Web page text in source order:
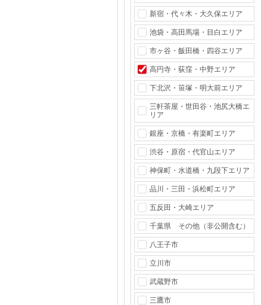
新宿・代々木・大久保エリア
池袋・高田馬場・目白エリア
市ヶ谷・飯田橋・四谷エリア
高円寺・荻窪・中野エリア
下北沢・笹塚・明大前エリア
三軒茶屋・世田谷・池尻大橋エ
リア
銀座・京橋・有楽町エリア
渋谷・原宿・代官山エリア
神保町・水道橋・九段下エリア
品川・三田・浜松町エリア
五反田・大崎エリア
千葉県 その他（非公開含む）
八王子市
立川市
武蔵野市
三鷹市